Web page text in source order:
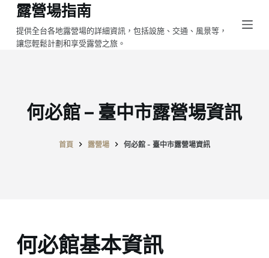
跳
至
主
露營場指南
提供全台各地露營場的詳細資訊，包括設施、交通、風景等，
讓您輕鬆計劃和享受露營之旅。
何必館 – 臺中市露營場資訊
首頁 露營場 何必館 - 臺中市露營場資訊
何必館基本資訊